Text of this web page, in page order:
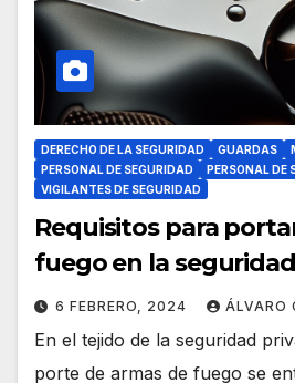
DERECHO DE LA SEGURIDAD GUARDAS
PERSONAL DE SEGURIDAD
PERSONAL DE
VIGILANTES DE SEGURIDAD
Requisitos para
fuego en la
6 FEBRERO, 2024 ÁLVARO
En el tejido de la seguridad
porte de armas de fuego se